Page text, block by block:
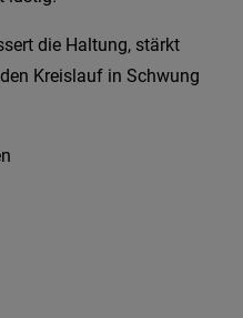
die Haltung, stärkt
Kreislauf in Schwung